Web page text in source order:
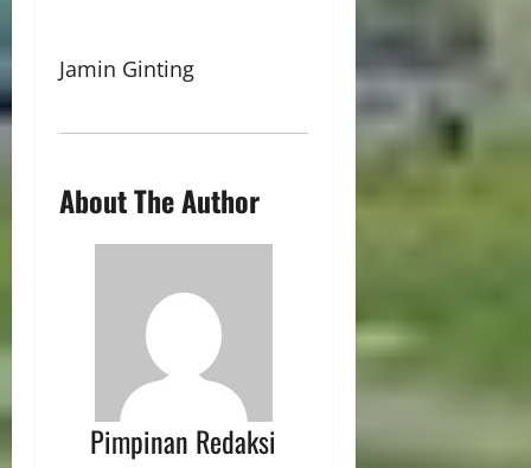
Jamin Ginting
About The Author
Pimpinan Redaksi